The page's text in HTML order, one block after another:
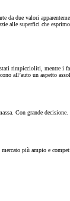
due valori
superfici che
rimpiccioliti, mentre i
all’auto un aspetto
Con grande decisione.
più ampio e